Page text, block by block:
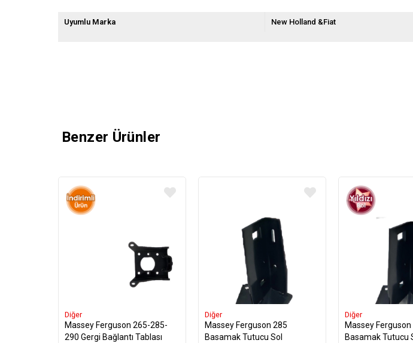
Uyumlu Marka New Holland &Fiat
Benzer Ürünler
Diğer
Massey Ferguson 265-285-
290 Gergi Bağlantı Tablası
Diğer
Massey Ferguson 285
Basamak Tutucu Sol
Diğer
Massey Ferguson
Basamak Tutucu